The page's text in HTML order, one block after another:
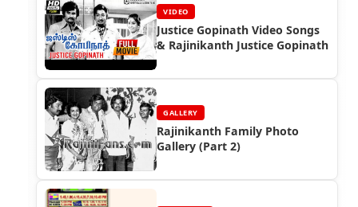
VIDEO
Justice Gopinath Video Songs
& Rajinikanth Justice Gopinath
GALLERY
Rajinikanth Family Photo
Gallery (Part 2)